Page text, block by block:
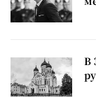
В